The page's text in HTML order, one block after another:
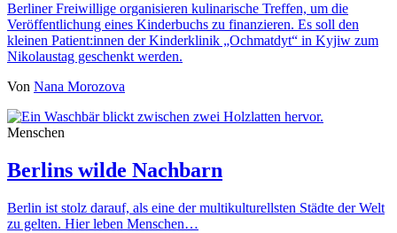
Berliner Freiwillige organisieren kulinarische Treffen, um die
Veröffentlichung eines Kinderbuchs zu finanzieren. Es soll den
kleinen Patient:innen der Kinderklinik „Ochmatdyt“ in Kyjiw zum
Nikolaustag geschenkt werden.
Von Nana Morozova
Menschen
Berlins wilde Nachbarn
Berlin ist stolz darauf, als eine der multikulturellsten Städte der Welt
zu gelten. Hier leben Menschen…